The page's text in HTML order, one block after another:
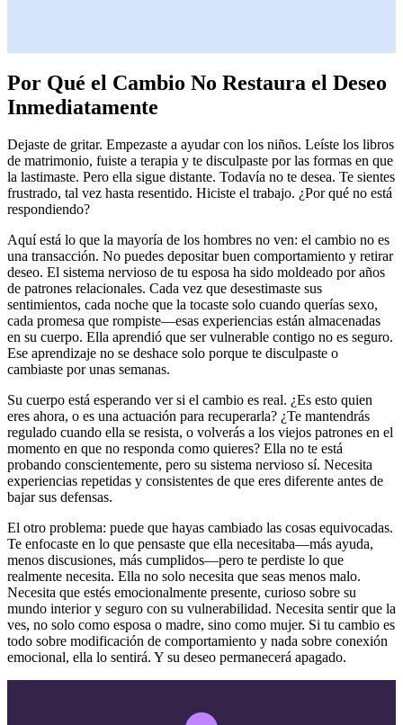
Por Qué el Cambio No Restaura el Deseo
Inmediatamente
Dejaste de gritar. Empezaste a ayudar con los niños. Leíste los libros
de matrimonio, fuiste a terapia y te disculpaste por las formas en que
la lastimaste. Pero ella sigue distante. Todavía no te desea. Te sientes
frustrado, tal vez hasta resentido. Hiciste el trabajo. ¿Por qué no está
respondiendo?
Aquí está lo que la mayoría de los hombres no ven: el cambio no es
una transacción. No puedes depositar buen comportamiento y retirar
deseo. El sistema nervioso de tu esposa ha sido moldeado por años
de patrones relacionales. Cada vez que desestimaste sus
sentimientos, cada noche que la tocaste solo cuando querías sexo,
cada promesa que rompiste—esas experiencias están almacenadas
en su cuerpo. Ella aprendió que ser vulnerable contigo no es seguro.
Ese aprendizaje no se deshace solo porque te disculpaste o
cambiaste por unas semanas.
Su cuerpo está esperando ver si el cambio es real. ¿Es esto quien
eres ahora, o es una actuación para recuperarla? ¿Te mantendrás
regulado cuando ella se resista, o volverás a los viejos patrones en el
momento en que no responda como quieres? Ella no te está
probando conscientemente, pero su sistema nervioso sí. Necesita
experiencias repetidas y consistentes de que eres diferente antes de
bajar sus defensas.
El otro problema: puede que hayas cambiado las cosas equivocadas.
Te enfocaste en lo que pensaste que ella necesitaba—más ayuda,
menos discusiones, más cumplidos—pero te perdiste lo que
realmente necesita. Ella no solo necesita que seas menos malo.
Necesita que estés emocionalmente presente, curioso sobre su
mundo interior y seguro con su vulnerabilidad. Necesita sentir que la
ves, no solo como esposa o madre, sino como mujer. Si tu cambio es
todo sobre modificación de comportamiento y nada sobre conexión
emocional, ella lo sentirá. Y su deseo permanecerá apagado.